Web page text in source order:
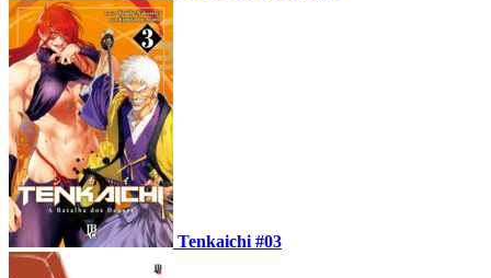
Tenkaichi #03